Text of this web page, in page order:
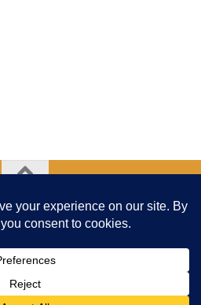
et deDéfense de
Tous droits réservés.
- Conçu parThème Hueman
Besoin d'aide ?